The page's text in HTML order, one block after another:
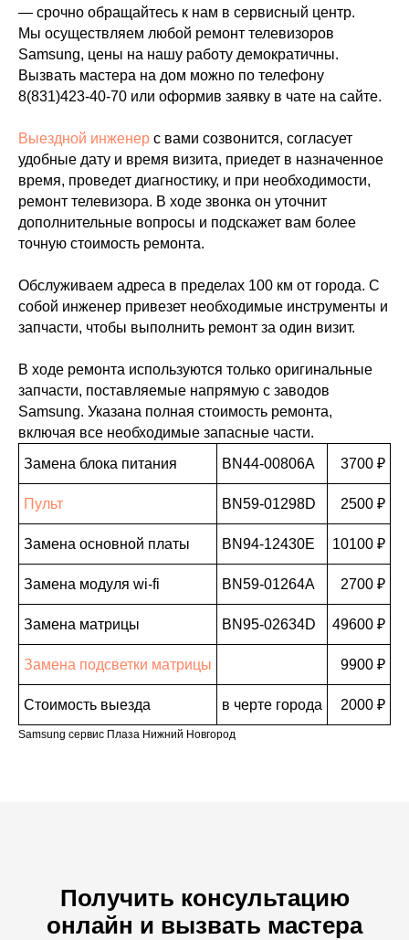
— срочно обращайтесь к нам в сервисный центр.
Мы осуществляем любой ремонт телевизоров
Samsung, цены на нашу работу демократичны.
Вызвать мастера на дом можно по телефону
8(831)423-40-70 или оформив заявку в чате на сайте.
Выездной инженер с вами созвонится, согласует
удобные дату и время визита, приедет в назначенное
время, проведет диагностику, и при необходимости,
ремонт телевизора. В ходе звонка он уточнит
дополнительные вопросы и подскажет вам более
точную стоимость ремонта.
Обслуживаем адреса в пределах 100 км от города. С
собой инженер привезет необходимые инструменты и
запчасти, чтобы выполнить ремонт за один визит.
В ходе ремонта используются только оригинальные
запчасти, поставляемые напрямую с заводов
Samsung. Указана полная стоимость ремонта,
включая все необходимые запасные части.
Замена блока питания
BN44-00806A 3700 ₽
Пульт BN59-01298D 2500 ₽
Замена основной платы BN94-12430E 10100 ₽
Замена модуля wi-fi BN59-01264A 2700 ₽
Замена матрицы BN95-02634D 49600 ₽
Замена подсветки матрицы 9900 ₽
Стоимость выезда в черте города 2000 ₽
Samsung сервис Плаза Нижний Новгород
Получить консультацию
онлайн и вызвать мастера